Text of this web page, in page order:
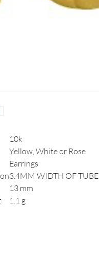
10k
Yellow, White or Rose
Earrings
3.4MM WIDTH OF TUBE
13 mm
1.1 g